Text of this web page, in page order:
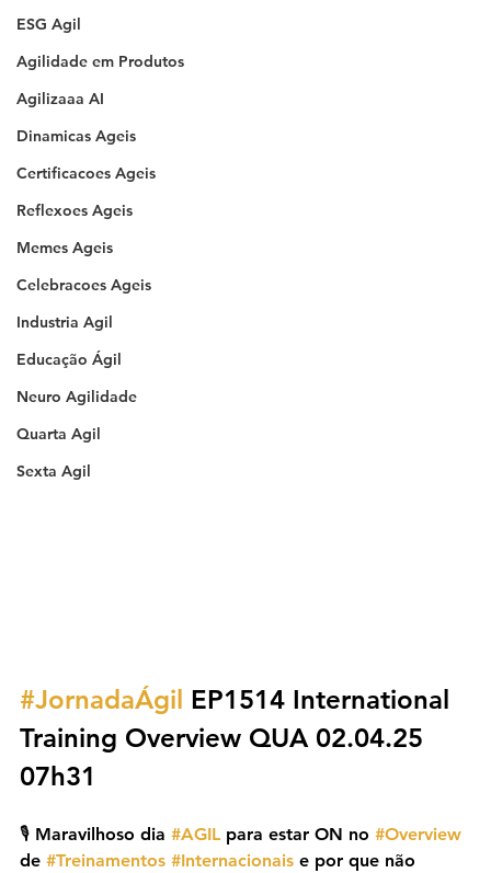
ESG Agil
Agilidade em Produtos
Agilizaaa AI
Dinamicas Ageis
Certificacoes Ageis
Reflexoes Ageis
Memes Ageis
Celebracoes Ageis
Industria Agil
Educação Ágil
Neuro Agilidade
Quarta Agil
Sexta Agil
#JornadaÁgil EP1514 International
Training Overview QUA 02.04.25
07h31
🎙️ Maravilhoso dia #AGIL para estar ON no #Overview
de #Treinamentos #Internacionais e por que não